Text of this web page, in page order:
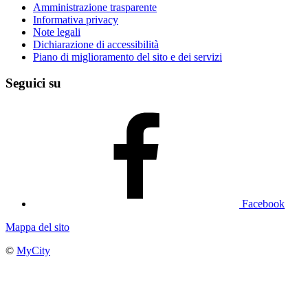
Amministrazione trasparente
Informativa privacy
Note legali
Dichiarazione di accessibilità
Piano di miglioramento del sito e dei servizi
Seguici su
Facebook
Mappa del sito
© MyCity